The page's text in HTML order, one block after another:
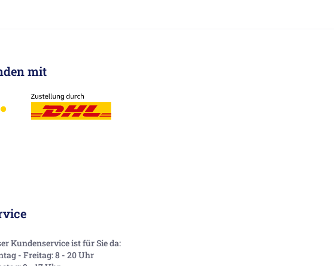
mit
Kundenservice ist für Sie da:
- Freitag: 8 - 20 Uhr